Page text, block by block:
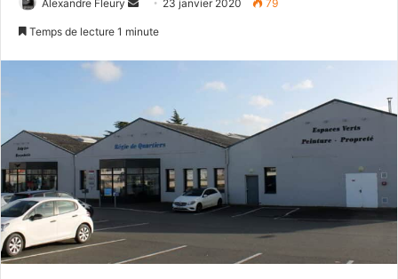
Alexandre Fleury
u
n
r
23 janvier 2020 79
Temps de lecture 1 minute